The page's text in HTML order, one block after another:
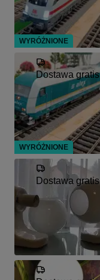
Dostawa gratis
Dostawa gratis
WYRÓŻNIONE
WYRÓŻNIONE